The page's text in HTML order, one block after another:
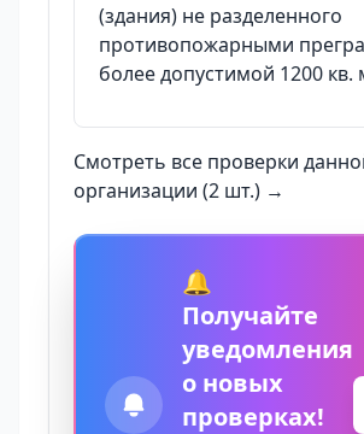
(здания) не разделенного
противопожарными
более допустимой 1200 кв.
Смотреть все проверки
организации (2 шт.) →
🔔
Получайте
уведомления
о новых
проверках!